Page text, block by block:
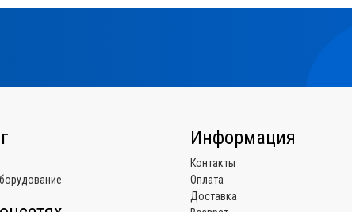
Информация
Контакты
Оплата
Доставка